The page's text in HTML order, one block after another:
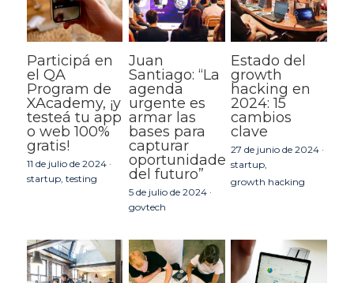
Participá en
el QA
Program de
XAcademy, ¡y
testeá tu app
o web 100%
gratis!
11 de julio de 2024 ·
startup, testing
Juan
Santiago: “La
agenda
urgente es
armar las
bases para
capturar
oportunidades
del futuro”
5 de julio de 2024 ·
govtech
Estado del
growth
hacking en
2024: 15
cambios
clave
27 de junio de 2024 ·
startup,
growth hacking